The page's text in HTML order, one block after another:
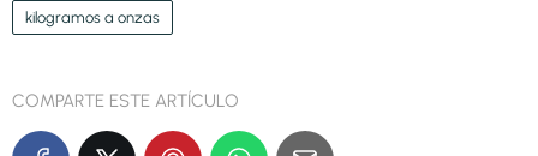
kilogramos a onzas
COMPARTE ESTE ARTÍCULO